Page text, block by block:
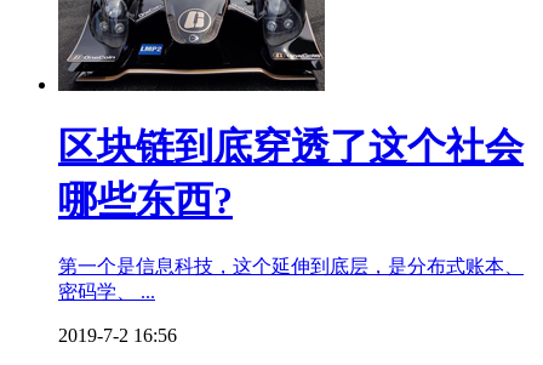
区块链到底穿透了这个社会
哪些东西?
第一个是信息科技，这个延伸到底层，是分布式账本、
密码学、 ...
2019-7-2 16:56